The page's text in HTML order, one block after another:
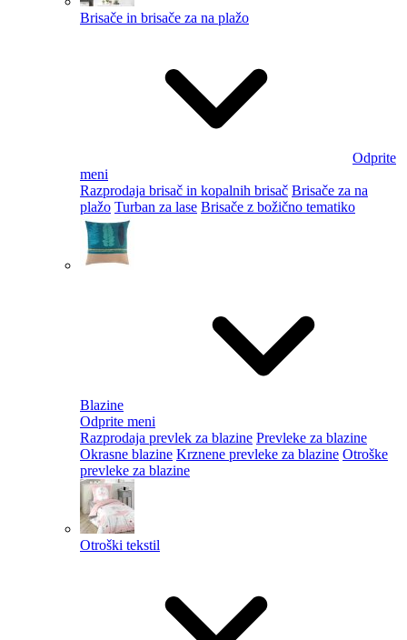
Brisače in brisače za na plažo
Odprite
meni
Razprodaja brisač in kopalnih brisač Brisače za na
plažo Turban za lase Brisače z božično tematiko
Blazine
Odprite meni
Razprodaja prevlek za blazine Prevleke za blazine
Okrasne blazine Krznene prevleke za blazine Otroške
prevleke za blazine
Otroški tekstil